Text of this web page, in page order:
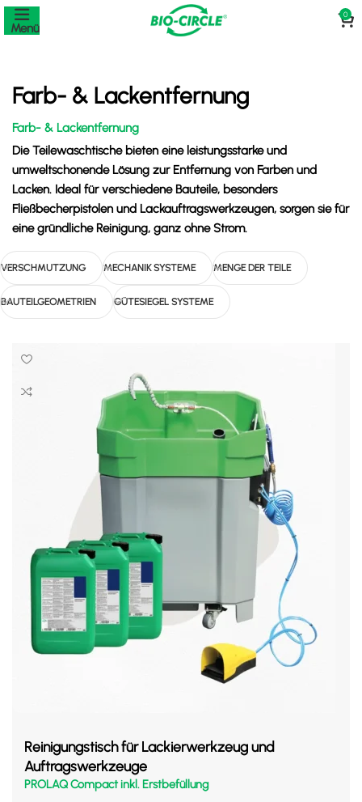
Menü
0
Farb- & Lackentfernung
Farb- & Lackentfernung
Die Teilewaschtische bieten eine leistungsstarke und
umweltschonende Lösung zur Entfernung von Farben und
Lacken. Ideal für verschiedene Bauteile, besonders
Fließbecherpistolen und Lackauftragswerkzeugen, sorgen sie für
eine gründliche Reinigung, ganz ohne Strom.
VERSCHMUTZUNG MECHANIK SYSTEME MENGE DER TEILE
BAUTEILGEOMETRIEN GÜTESIEGEL SYSTEME
Reinigungstisch für Lackierwerkzeug und
Auftragswerkzeuge
PROLAQ Compact inkl. Erstbefüllung